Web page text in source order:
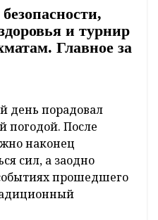
и турнир
Главное за
день порадовал
погодой. После
наконец
сил, а заодно
прошедшего